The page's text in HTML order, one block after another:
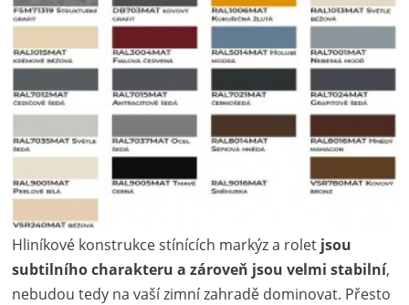
Hliníkové konstrukce stínících markýz a rolet jsou
subtilního charakteru a zároveň jsou velmi stabilní,
nebudou tedy na vaší zimní zahradě dominovat. Přesto